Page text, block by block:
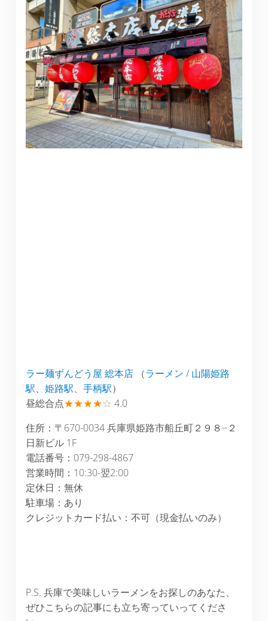
ラー麺ずんどう屋 総本店（ラーメン / 山陽姫路
駅、 姫路駅、 手柄駅）
昼総合点★★★★☆ 4.0
住所：〒670-0034 兵庫県姫路市船丘町２９８−２
日新ビル 1F
電話番号：079-298-4867
営業時間：10:30-翌2:00
定休日：無休
駐車場：あり
クレジットカード払い：不可（現金払いのみ）
P.S. 兵庫で美味しいラーメンをお探しのあなた、
ぜひこちらの記事にも立ち寄っていってくださ